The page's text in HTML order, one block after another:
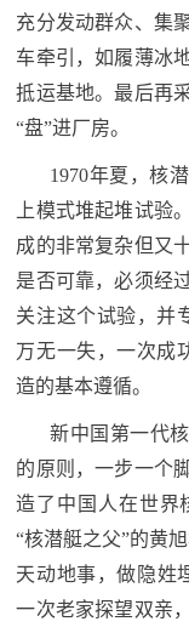
色
关
我
们
充分发动群众、集
车牵引，如履薄冰
抵运基地。最后再
“盘”进厂房。
1970年夏，核
上模式堆起堆试验
成的非常复杂但又
是否可靠，必须经
关注这个试验，并
万无一失，一次成
造的基本遵循。
新中国第一代
的原则，一步一个
造了中国人在世界
“核潜艇之父”的黄
天动地事，做隐姓
一次老家探望双亲